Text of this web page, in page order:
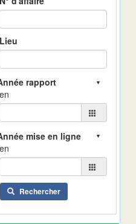
Lieu
en
en
Rechercher